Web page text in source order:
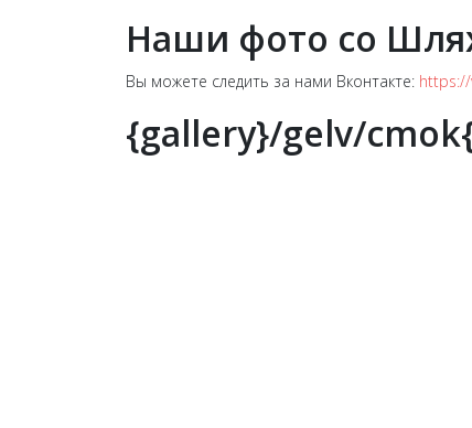
Наши фото со
Вы можете следить за нами Вконтакте:
{gallery}/gelv/